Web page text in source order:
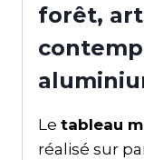
forêt,
Le tableau
réalisé sur